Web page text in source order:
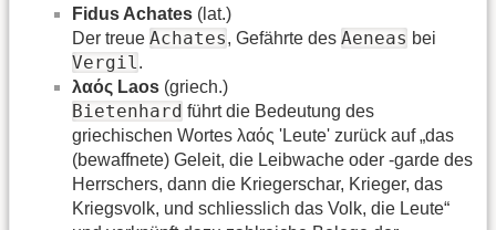
Fidus Achates (lat.)
Der treue Achates, Gefährte des Aeneas bei
Vergil .
λαός Laos (griech.)
Bietenhard führt die Bedeutung des
griechischen Wortes λαός 'Leute' zurück auf „das
(bewaffnete) Geleit, die Leibwache oder -garde des
Herrschers, dann die Kriegerschar, Krieger, das
Kriegsvolk, und schliesslich das Volk, die Leute“